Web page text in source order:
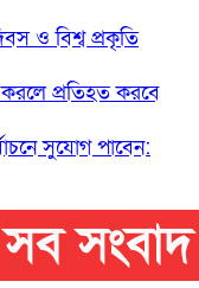
ও বিশ্ব প্রকৃতি
করলে প্রতিহত করবে
সুযোগ পাবেন: